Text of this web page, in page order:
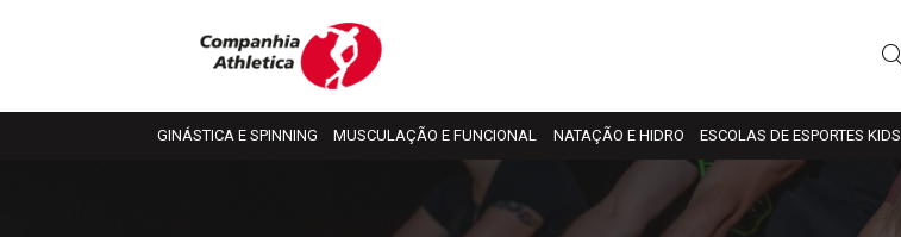
GINÁSTICA E SPINNING MUSCULAÇÃO E FUNCIONAL NATAÇÃO E HIDRO ESCOLAS DE ESPORTES KIDS